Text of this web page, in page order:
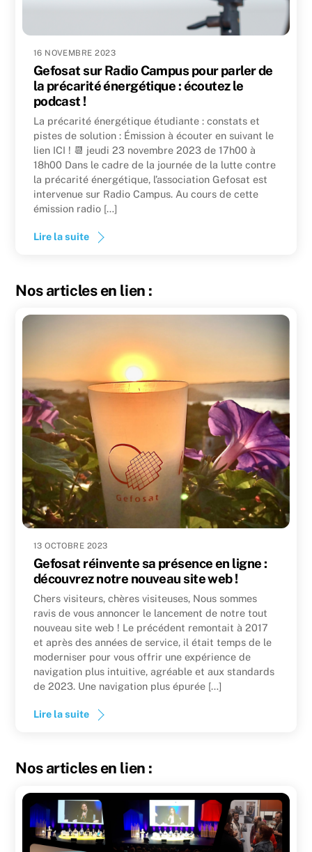
16 NOVEMBRE 2023
Gefosat sur Radio Campus pour parler de
la précarité énergétique : écoutez le
podcast !
La précarité énergétique étudiante : constats et
pistes de solution : Émission à écouter en suivant le
lien ICI ! 📆 jeudi 23 novembre 2023 de 17h00 à
18h00 Dans le cadre de la journée de la lutte contre
la précarité énergétique, l’association Gefosat est
intervenue sur Radio Campus. Au cours de cette
émission radio […]
Lire la suite
Nos articles en lien :
13 OCTOBRE 2023
Gefosat réinvente sa présence en ligne :
découvrez notre nouveau site web !
Chers visiteurs, chères visiteuses, Nous sommes
ravis de vous annoncer le lancement de notre tout
nouveau site web ! Le précédent remontait à 2017
et après des années de service, il était temps de le
moderniser pour vous offrir une expérience de
navigation plus intuitive, agréable et aux standards
de 2023. Une navigation plus épurée […]
Lire la suite
Nos articles en lien :